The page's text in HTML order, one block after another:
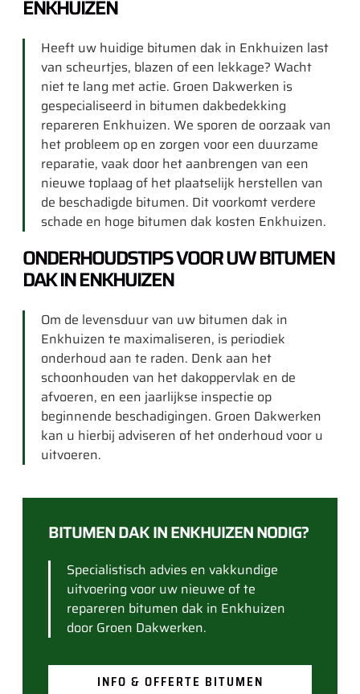
ENKHUIZEN
Heeft uw huidige bitumen dak in Enkhuizen last
van scheurtjes, blazen of een lekkage? Wacht
niet te lang met actie. Groen Dakwerken is
gespecialiseerd in bitumen dakbedekking
repareren Enkhuizen. We sporen de oorzaak van
het probleem op en zorgen voor een duurzame
reparatie, vaak door het aanbrengen van een
nieuwe toplaag of het plaatselijk herstellen van
de beschadigde bitumen. Dit voorkomt verdere
schade en hoge bitumen dak kosten Enkhuizen.
ONDERHOUDSTIPS VOOR UW BITUMEN
DAK IN ENKHUIZEN
Om de levensduur van uw bitumen dak in
Enkhuizen te maximaliseren, is periodiek
onderhoud aan te raden. Denk aan het
schoonhouden van het dakoppervlak en de
afvoeren, en een jaarlijkse inspectie op
beginnende beschadigingen. Groen Dakwerken
kan u hierbij adviseren of het onderhoud voor u
uitvoeren.
BITUMEN DAK IN ENKHUIZEN NODIG?
Specialistisch advies en vakkundige
uitvoering voor uw nieuwe of te
repareren bitumen dak in Enkhuizen
door Groen Dakwerken.
INFO & OFFERTE BITUMEN